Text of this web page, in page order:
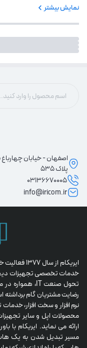
نمایش بیشتر
پلاک 535
03136670005
info@iricom.ir